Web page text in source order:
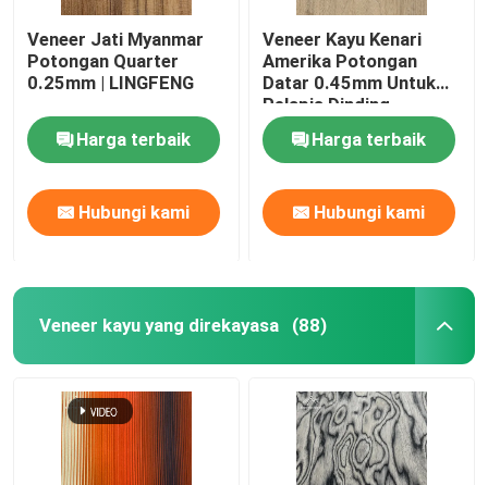
Veneer Jati Myanmar
Potongan Quarter
0.25mm | LINGFENG
Harga terbaik
Hubungi kami
Veneer Kayu Kenari
Amerika Potongan
Datar 0.45mm Untuk
Pelapis Dinding
Harga terbaik
Hubungi kami
Veneer kayu yang direkayasa (88)